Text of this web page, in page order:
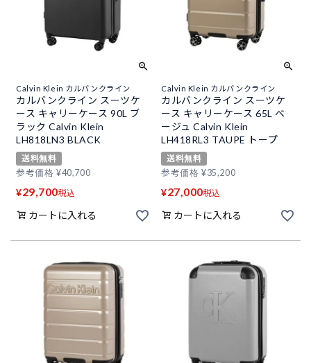
Calvin Klein カルバンクライン
カルバンクライン スーツケ
ース キャリーケース 90L ブ
ラック Calvin Klein
LH818LN3 BLACK
送料無料
参考価格 ¥40,700
¥29,700税込
カートに入れる
Calvin Klein カルバンクライン
カルバンクライン スーツケ
ース キャリーケース 65L ベ
ージュ Calvin Klein
LH418RL3 TAUPE トープ
送料無料
参考価格 ¥35,200
¥27,000税込
カートに入れる